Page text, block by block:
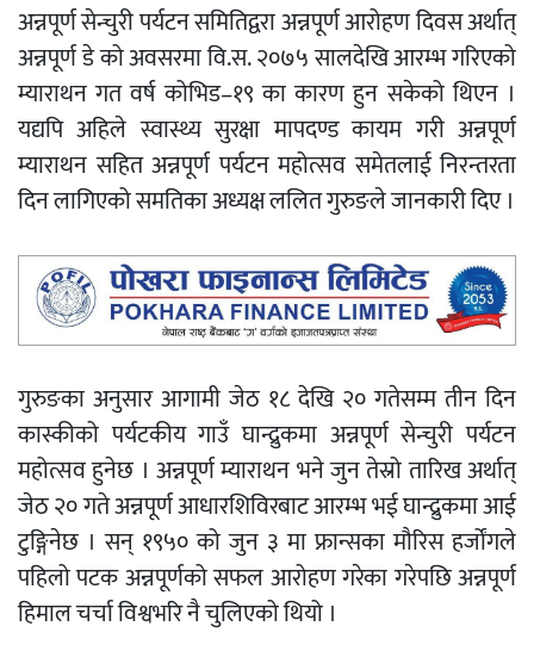
अन्नपूर्ण सेन्चुरी पर्यटन समितिद्वरा अन्नपूर्ण आरोहण दिवस अर्थात्
अन्नपूर्ण डे को अवसरमा वि.स. २०७५ सालदेखि आरम्भ गरिएको
म्याराथन गत वर्ष कोभिड–१९ का कारण हुन सकेको थिएन ।
यद्यपि अहिले स्वास्थ्य सुरक्षा मापदण्ड कायम गरी अन्नपूर्ण
म्याराथन सहित अन्नपूर्ण पर्यटन महोत्सव समेतलाई निरन्तरता
दिन लागिएको समतिका अध्यक्ष ललित गुरुङले जानकारी दिए ।
गुरुङका अनुसार आगामी जेठ १८ देखि २० गतेसम्म तीन दिन
कास्कीको पर्यटकीय गाउँ घान्द्रुकमा अन्नपूर्ण सेन्चुरी पर्यटन
महोत्सव हुनेछ । अन्नपूर्ण म्याराथन भने जुन तेस्रो तारिख अर्थात्
जेठ २० गते अन्नपूर्ण आधारशिविरबाट आरम्भ भई घान्द्रुकमा आई
टुङ्गिनेछ । सन् १९५० को जुन ३ मा फ्रान्सका मौरिस हर्जोंगले
पहिलो पटक अन्नपूर्णको सफल आरोहण गरेका गरेपछि अन्नपूर्ण
हिमाल चर्चा विश्वभरि नै चुलिएको थियो ।